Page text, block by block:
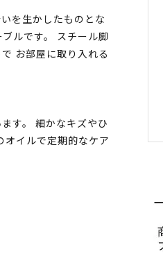
を生かしたものとな
ルです。 スチール脚
お部屋に取り入れる
す。 細かなキズやひ
イルで定期的なケア